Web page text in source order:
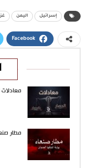
إسرائيل اليمن
Facebook
معادلات
مطار